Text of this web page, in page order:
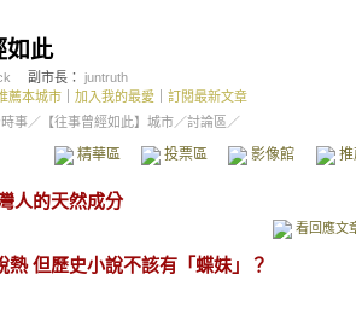
如此
副市長： juntruth
薦本城市 加入我的最愛
訂閱最新文章
事／ 【往事曾經如此】城市／討論區／
精華區 投票區 影像館
人的天然成分
看回應文
熱 但歷史小說不該有「蝶妹」？